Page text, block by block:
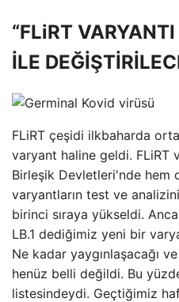
“FLiRT
İLE
FLiRT çeşidi ilkbaharda
varyant haline geldi. FLiRT
Birleşik Devletleri'nde hem
varyantların test ve
birinci sıraya yükseldi.
LB.1 dediğimiz yeni bir
Ne kadar yaygınlaşacağı
henüz belli değildi. Bu
listesindeydi. Geçtiğimiz